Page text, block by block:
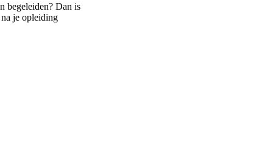
begeleiden? Dan is
je opleiding